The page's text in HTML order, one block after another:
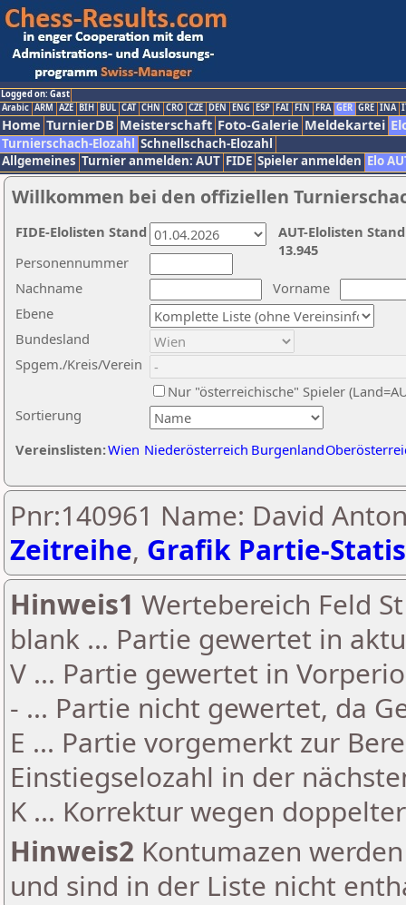
Logged on: Gast
Arabic ARM AZE BIH BUL CAT CHN CRO CZE DEN ENG ESP FAI FIN FRA GER GRE INA
Home TurnierDB Meisterschaft Foto-Galerie Meldekartei
Turnierschach-Elozahl Schnellschach-Elozahl
Allgemeines Turnier anmelden: AUT FIDE Spieler anmelden Elo
Willkommen bei den offiziellen
Nachname
Vorname
Ebene
Sortierung
Personennummer
Bundesland
Spgem./Kreis/Verein
Nur "österreichische" Spieler
Vereinslisten:Wien Niederösterreich Burgenland
AUT-Elolisten
13.945
FIDE-Elolisten Stand
Pnr:140961 Name: David
Zeitreihe, Grafik Partie-
Hinweis1 Wertebereich Feld
blank ... Partie gewertet in
V ... Partie gewertet in
- ... Partie nicht gewertet, da
E ... Partie vorgemerkt zur
Einstiegselozahl in der
K ... Korrektur wegen
Hinweis2 Kontumazen
und sind in der Liste nicht